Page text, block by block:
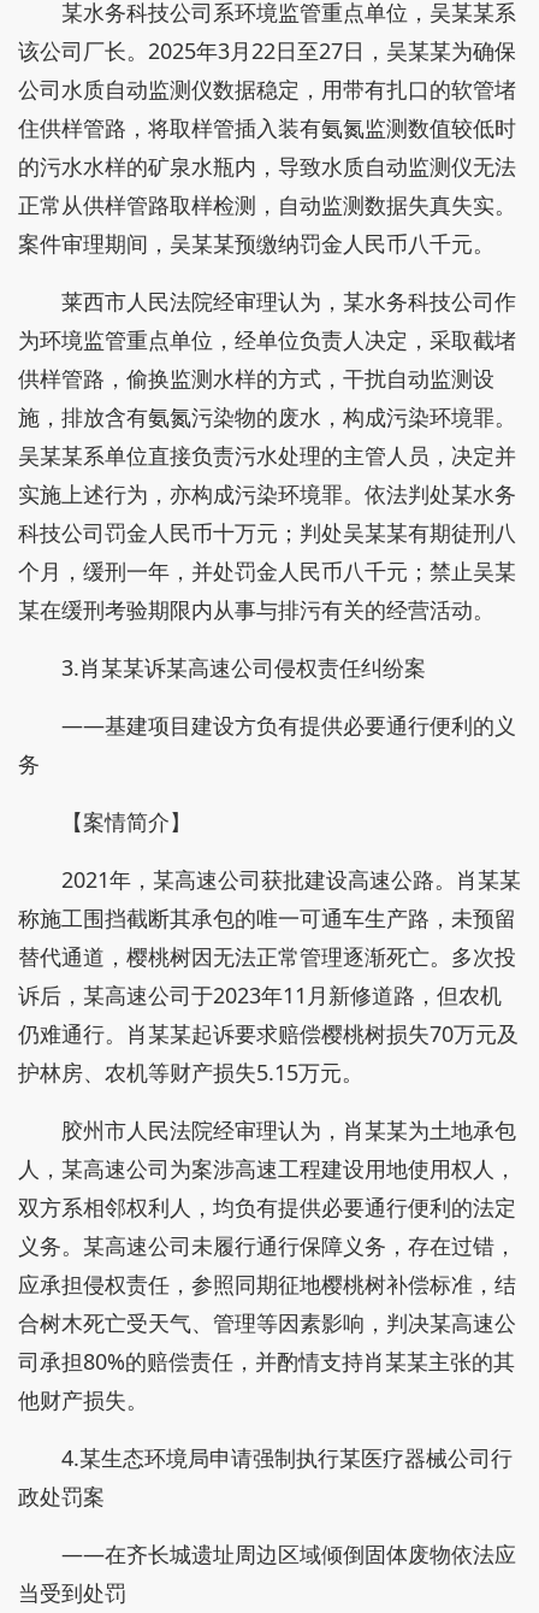
某水务科技公司系环境监管重点单位，吴某某系
该公司厂长。2025年3月22日至27日，吴某某为确保
公司水质自动监测仪数据稳定，用带有扎口的软管堵
住供样管路，将取样管插入装有氨氮监测数值较低时
的污水水样的矿泉水瓶内，导致水质自动监测仪无法
正常从供样管路取样检测，自动监测数据失真失实。
案件审理期间，吴某某预缴纳罚金人民币八千元。
莱西市人民法院经审理认为，某水务科技公司作
为环境监管重点单位，经单位负责人决定，采取截堵
供样管路，偷换监测水样的方式，干扰自动监测设
施，排放含有氨氮污染物的废水，构成污染环境罪。
吴某某系单位直接负责污水处理的主管人员，决定并
实施上述行为，亦构成污染环境罪。依法判处某水务
科技公司罚金人民币十万元；判处吴某某有期徒刑八
个月，缓刑一年，并处罚金人民币八千元；禁止吴某
某在缓刑考验期限内从事与排污有关的经营活动。
3.肖某某诉某高速公司侵权责任纠纷案
——基建项目建设方负有提供必要通行便利的义
务
【案情简介】
2021年，某高速公司获批建设高速公路。肖某某
称施工围挡截断其承包的唯一可通车生产路，未预留
替代通道，樱桃树因无法正常管理逐渐死亡。多次投
诉后，某高速公司于2023年11月新修道路，但农机
仍难通行。肖某某起诉要求赔偿樱桃树损失70万元及
护林房、农机等财产损失5.15万元。
胶州市人民法院经审理认为，肖某某为土地承包
人，某高速公司为案涉高速工程建设用地使用权人，
双方系相邻权利人，均负有提供必要通行便利的法定
义务。某高速公司未履行通行保障义务，存在过错，
应承担侵权责任，参照同期征地樱桃树补偿标准，结
合树木死亡受天气、管理等因素影响，判决某高速公
司承担80%的赔偿责任，并酌情支持肖某某主张的其
他财产损失。
4.某生态环境局申请强制执行某医疗器械公司行
政处罚案
——在齐长城遗址周边区域倾倒固体废物依法应
当受到处罚